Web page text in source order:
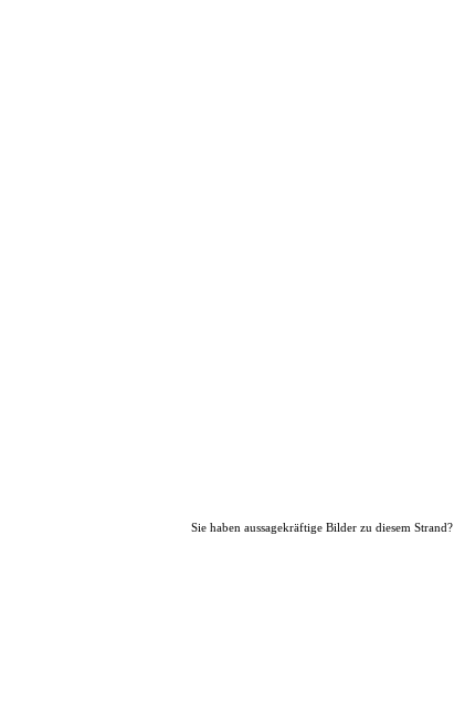
Sie haben aussagekräftige Bilder zu diesem Strand?